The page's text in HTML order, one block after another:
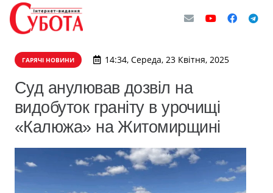
ГАРЯЧІ НОВИНИ 14:34, Середа, 23 Квітня, 2025
Суд анулював дозвіл на
видобуток граніту в урочищі
«Калюжа» на Житомирщині